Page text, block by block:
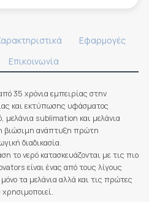
Επικοινωνία
Εφαρμογές
35 χρόνια εμπειρίας στην
και εκτύπωσης υφάσματος
μελάνια sublimation και μελάνια
βιώσιμη ανάπτυξη πρώτη
διαδικασία.
το νερό κατασκευάζονται με τις πιο
είναι ένας από τους λίγους
τα μελάνια αλλά και τις πρώτες
χρησιμοποιεί.